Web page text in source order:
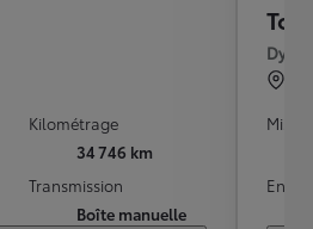
Kilométrage
34 746 km
Transmission
Boîte manuelle
Mise